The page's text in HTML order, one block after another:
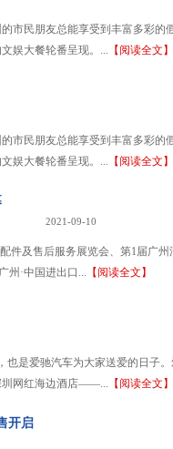
市民朋友总能享受到丰富多彩的
娱大餐轮番呈现。... 【阅读全文】
市民朋友总能享受到丰富多彩的
娱大餐轮番呈现。... 【阅读全文】
2021-09-10
件及售后服务展览会、第1届广
州·中国进出口... 【阅读全文】
也是爱驰汽车为大家送爱的日子
网红海边酒店——... 【阅读全文】
开启